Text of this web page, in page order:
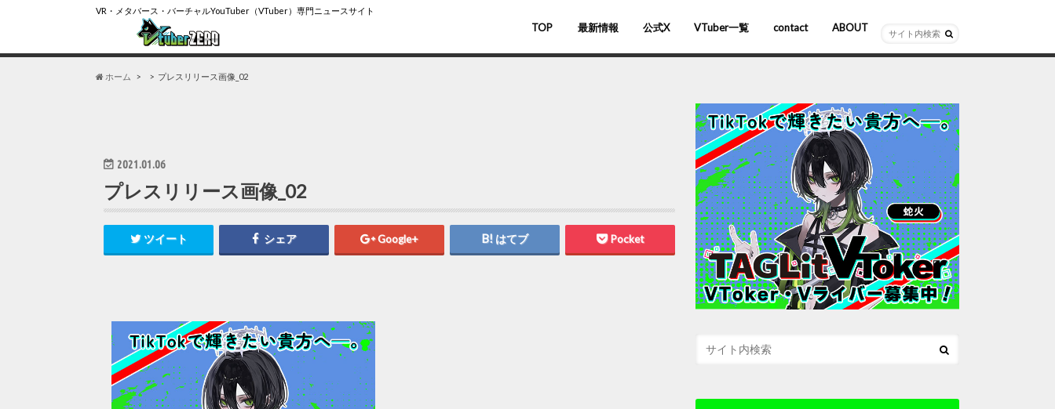
VR・メタバース・バーチャルYouTuber（VTuber）専門ニュースサイト
TOP 最新情報 公式X VTuber一覧
バーチャルYouTuber
VR/AR
ホロライブ
にじさんじ
ななしいんく
ぶいすぽっ！
contact ABOUT
ホーム プレスリリース画像_02
2021.01.06
プレスリリース画像_02
ツイート シェア Google+ はてブ Pocket